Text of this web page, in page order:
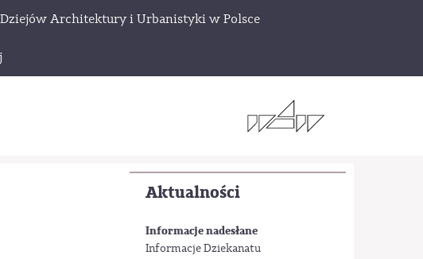
Dziejów Architektury i Urbanistyki w Polsce
Aktualności
Informacje nadesłane
Informacje Dziekanatu